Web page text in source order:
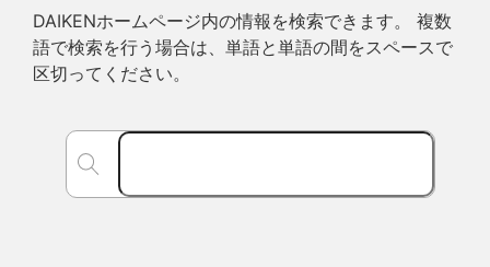
DAIKENホームページ内の情報を検索できます。 複数
語で検索を行う場合は、単語と単語の間をスペースで
区切ってください。